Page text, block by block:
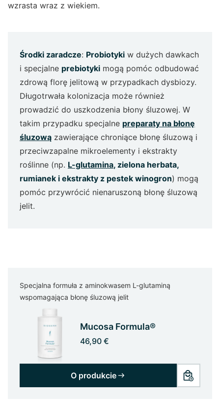
wzrasta wraz z wiekiem.
Środki zaradcze: Probiotyki w dużych dawkach
i specjalne prebiotyki mogą pomóc odbudować
zdrową florę jelitową w przypadkach dysbiozy.
Długotrwała kolonizacja może również
prowadzić do uszkodzenia błony śluzowej. W
takim przypadku specjalne preparaty na błonę
śluzową zawierające chroniące błonę śluzową i
przeciwzapalne mikroelementy i ekstrakty
roślinne (np. L-glutamina, zielona herbata,
rumianek i ekstrakty z pestek winogron) mogą
pomóc przywrócić nienaruszoną błonę śluzową
jelit.
Specjalna formuła z aminokwasem L-glutaminą
wspomagająca błonę śluzową jelit
Mucosa Formula®
46,90 €
O produkcie